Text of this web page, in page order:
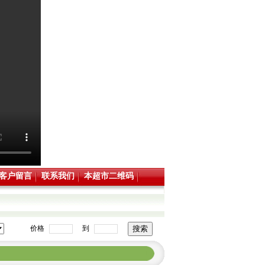
户留言 联系我们 本超市二维码
价格 到